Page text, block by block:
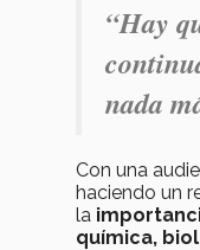
“Hay
nada
Con una
haciendo un
la
química,